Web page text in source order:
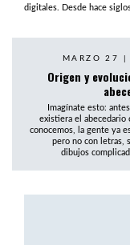
digitales. Desde hace
MARZO 27 |
Origen y
Imagínate esto:
existiera el abecedario
conocemos, la gente ya
pero no con letras,
dibujos